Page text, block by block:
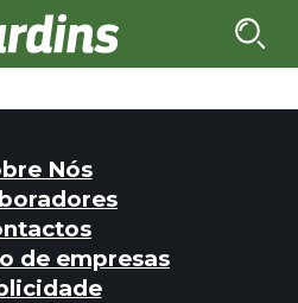
Nós
de empresas